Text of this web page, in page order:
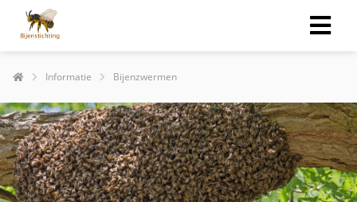
Informatie Bijenzwermen